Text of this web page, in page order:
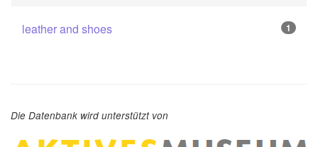
leather and shoes 1
Die Datenbank wird unterstützt von